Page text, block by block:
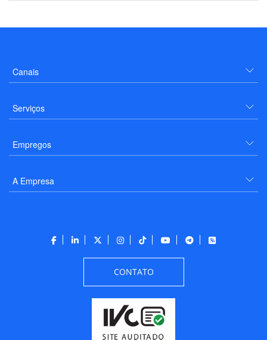
Canais
Serviços
Empregos
A Empresa
CONTATO